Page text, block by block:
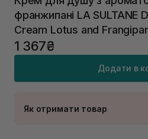
франжипані LA SULTANE
Cream Lotus and
1 367₴
Додати в
Як отримати товар